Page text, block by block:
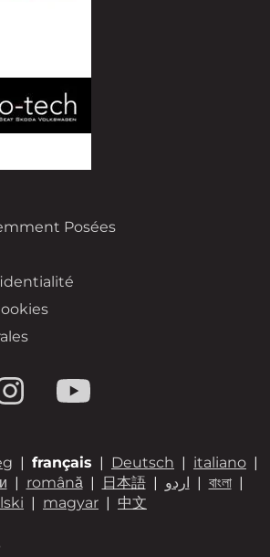
Posées
| français | Deutsch | italiano |
| română| 日本語| اردو | বাংলা|
| magyar | 中文